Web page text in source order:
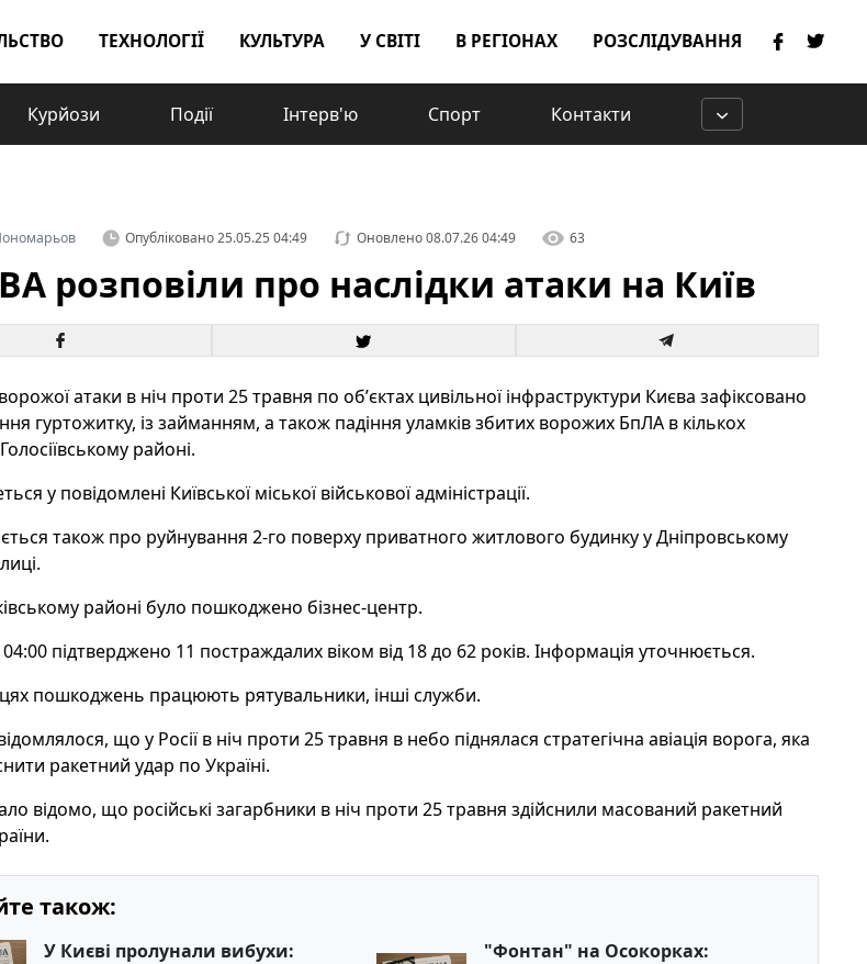
ТЕХНОЛОГІЇ КУЛЬТУРА У СВІТІ В РЕГІОНАХ РОЗСЛІДУВАННЯ
Курйози Події Інтерв'ю Спорт Контакти
Опубліковано25.05.25 04:49 Оновлено08.07.26 04:49 63
розповіли про наслідки атаки на Київ
атаки в ніч проти 25 травня по обʼєктах цивільної інфраструктури Києва зафіксовано
гуртожитку, із займанням, а також падіння уламків збитих ворожих БпЛА в кількох
районі.
у повідомлені Київської міської військової адміністрації.
також про руйнування 2-го поверху приватного житлового будинку у Дніпровському
районі було пошкоджено бізнес-центр.
підтверджено 11 постраждалих віком від 18 до 62 років. Інформація уточнюється.
пошкоджень працюють рятувальники, інші служби.
що у Росії в ніч проти 25 травня в небо піднялася стратегічна авіація ворога, яка
ракетний удар по Україні.
відомо, що російські загарбники в ніч проти 25 травня здійснили масований ракетний
також:
У Києві пролунали вибухи:
"Фонтан" на Осокорках: